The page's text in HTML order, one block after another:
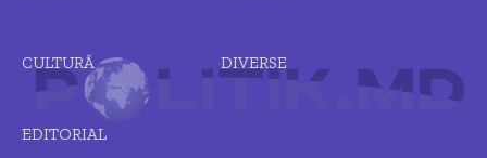
CULTURĂ DIVERSE
EDITORIAL